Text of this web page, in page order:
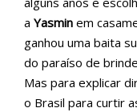
a Yasmin em
ganhou uma baita
do paraíso de
Mas para explicar
o Brasil para curtir